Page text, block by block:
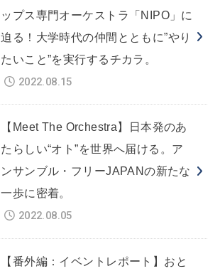
ップス専門オーケストラ「NIPO」に
迫る！大学時代の仲間とともに”やり
たいこと”を実行するチカラ。
2022.08.15
【Meet The Orchestra】日本発のあ
たらしい“オト”を世界へ届ける。ア
ンサンブル・フリーJAPANの新たな
一歩に密着。
2022.08.05
【番外編：イベントレポート】おと